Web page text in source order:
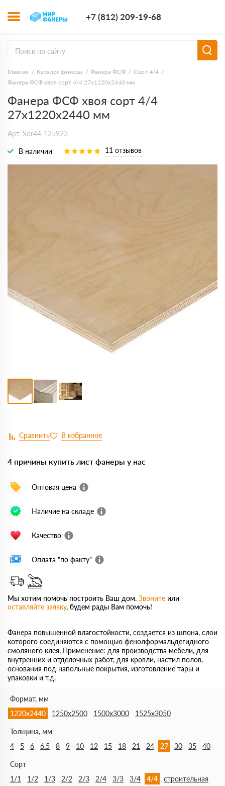
+7 (812) 209-19-68
Главная Каталог фанеры Фанера ФСФ
Сорт 4/4
Фанера ФСФ хвоя сорт 4/4 27х1220х2440 мм
Фанера ФСФ хвоя сорт 4/4
27х1220х2440 мм
Арт. Sor44-125923
В наличии 11 отзывов
4 причины купить лист фанеры у нас
Оптовая цена
Наличие на складе
Качество
Оплата "по факту"
Мы хотим помочь построить Ваш дом. Звоните или
оставляйте заявку, будем рады Вам помочь!
Фанера повышенной влагостойкости, создается из шпона, слои
которого соединяются с помощью фенолформальдегидного
смоляного клея. Применение: для производства мебели, для
внутренних и отделочных работ, для кровли, настил полов,
основания под напольные покрытия, изготовление тары и
упаковки и т.д.
Формат, мм
1220х2440
1250х2500 1500х3000 1525х3050
Толщина, мм
4
5 6 6.5 8 9 10 12 15 18 21 24 27 30 35 40
Сорт
1/1
1/2 1/3 2/2 2/3 2/4 3/3 3/4 4/4 строительная